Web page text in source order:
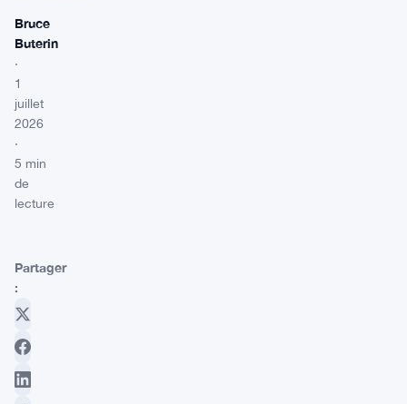
Bruce
Buterin
·
1
juillet
2026
·
5 min
de
lecture
Partager
: